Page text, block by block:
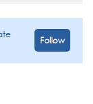
Follow